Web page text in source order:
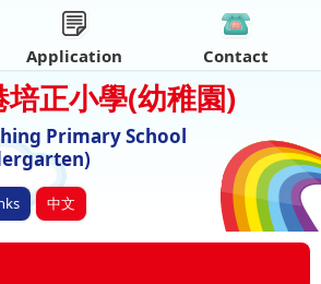
培正小學(幼稚園)
Primary School
中文
Application Contact